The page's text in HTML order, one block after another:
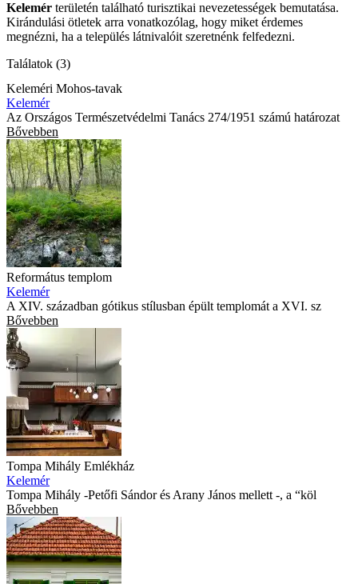
Kelemér területén található turisztikai nevezetességek bemutatása.
Kirándulási ötletek arra vonatkozólag, hogy miket érdemes
megnézni, ha a település látnivalóit szeretnénk felfedezni.
Találatok (3)
Keleméri Mohos-tavak
Kelemér
Az Országos Természetvédelmi Tanács 274/1951 számú határozat
Bővebben
Református templom
Kelemér
A XIV. században gótikus stílusban épült templomát a XVI. sz
Bővebben
Tompa Mihály Emlékház
Kelemér
Tompa Mihály -Petőfi Sándor és Arany János mellett -, a “köl
Bővebben